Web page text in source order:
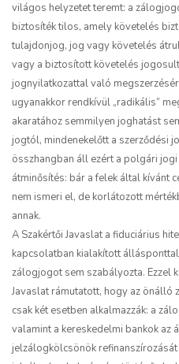
világos helyzetet teremt: a
biztosíték tilos, amely követelés
tulajdonjog, jog vagy követelés
vagy a biztosított követelés
jognyilatkozattal való
ugyanakkor rendkívül „radikális”
akaratához semmilyen joghatást
jogtól, mindenekelőtt a szerződési
összhangban áll ezért a polgári
átminősítés: bár a felek által kívánt
nem ismeri el, de korlátozott
annak.
A Szakértői Javaslat a fiduciárius
kapcsolatban kialakított
zálogjogot sem szabályozta. Ezzel
Javaslat rámutatott, hogy az
csak két esetben alkalmazzák: a
valamint a kereskedelmi bankok az
jelzálogkölcsönök